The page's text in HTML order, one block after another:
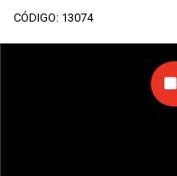
CÓDIGO: 13074